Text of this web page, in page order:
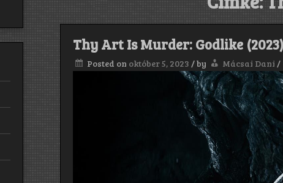
Thy Art Is Murder: Godlike (2023)
Posted on október 5, 2023 /by Mácsai Dani /